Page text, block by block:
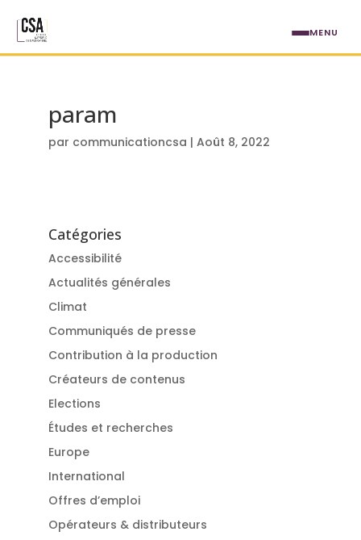
param
par communicationcsa | Août 8, 2022
Catégories
Accessibilité
Actualités générales
Climat
Communiqués de presse
Contribution à la production
Créateurs de contenus
Elections
Études et recherches
Europe
International
Offres d’emploi
Opérateurs & distributeurs
MENU